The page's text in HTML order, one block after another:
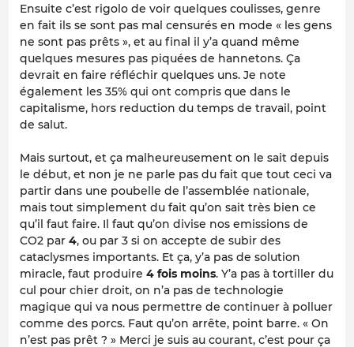
Ensuite c’est rigolo de voir quelques coulisses, genre
en fait ils se sont pas mal censurés en mode « les gens
ne sont pas prêts », et au final il y’a quand même
quelques mesures pas piquées de hannetons. Ça
devrait en faire réfléchir quelques uns. Je note
également les 35% qui ont compris que dans le
capitalisme, hors reduction du temps de travail, point
de salut.
Mais surtout, et ça malheureusement on le sait depuis
le début, et non je ne parle pas du fait que tout ceci va
partir dans une poubelle de l’assemblée nationale,
mais tout simplement du fait qu’on sait très bien ce
qu’il faut faire. Il faut qu’on divise nos emissions de
CO2 par 4, ou par 3 si on accepte de subir des
cataclysmes importants. Et ça, y’a pas de solution
miracle, faut produire 4 fois moins. Y’a pas à tortiller du
cul pour chier droit, on n’a pas de technologie
magique qui va nous permettre de continuer à polluer
comme des porcs. Faut qu’on arrête, point barre. « On
n’est pas prêt ? » Merci je suis au courant, c’est pour ça